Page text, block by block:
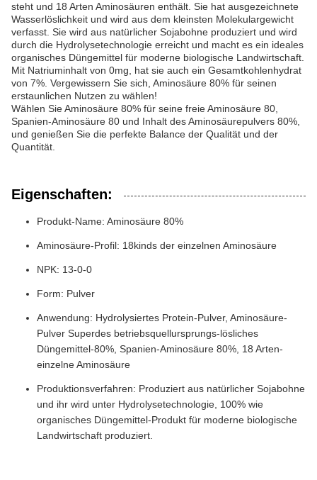
steht und 18 Arten Aminosäuren enthält. Sie hat ausgezeichnete
Wasserlöslichkeit und wird aus dem kleinsten Molekulargewicht
verfasst. Sie wird aus natürlicher Sojabohne produziert und wird
durch die Hydrolysetechnologie erreicht und macht es ein ideales
organisches Düngemittel für moderne biologische Landwirtschaft.
Mit Natriuminhalt von 0mg, hat sie auch ein Gesamtkohlenhydrat
von 7%. Vergewissern Sie sich, Aminosäure 80% für seinen
erstaunlichen Nutzen zu wählen!
Wählen Sie Aminosäure 80% für seine freie Aminosäure 80,
Spanien-Aminosäure 80 und Inhalt des Aminosäurepulvers 80%,
und genießen Sie die perfekte Balance der Qualität und der
Quantität.
Eigenschaften:
Produkt-Name: Aminosäure 80%
Aminosäure-Profil: 18kinds der einzelnen Aminosäure
NPK: 13-0-0
Form: Pulver
Anwendung: Hydrolysiertes Protein-Pulver, Aminosäure-
Pulver Superdes betriebsquellursprungs-lösliches
Düngemittel-80%, Spanien-Aminosäure 80%, 18 Arten-
einzelne Aminosäure
Produktionsverfahren: Produziert aus natürlicher Sojabohne
und ihr wird unter Hydrolysetechnologie, 100% wie
organisches Düngemittel-Produkt für moderne biologische
Landwirtschaft produziert.